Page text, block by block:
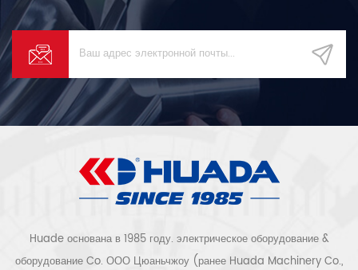
Huade основана в 1985 году. электрическое оборудование &
оборудование Co. ООО Цюаньчжоу (ранее Huada Machinery Co.,